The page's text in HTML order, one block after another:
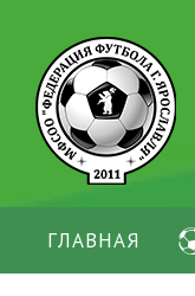
ГЛАВНАЯ